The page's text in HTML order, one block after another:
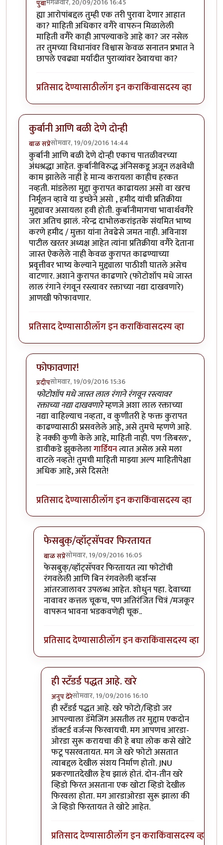
पुंबा
In reply toप्रकाश घाटपांडे,byगामा पैलवान
ह्या आरोपांबद्दल तुम्ही एक तरी पुरावा देणार आहात
का? माहिती अधिकार वगैरे वापरुन मिळालेली
माहिती वगैरे काही आपल्याकडे आहे का? जर नसेल
तर तुमच्या विधानांवर विश्वास केवळ सनातन प्रभात ने
छापले एवढ्या मर्यादीत पुराव्यांवर ठेवायचा का?
प्रतिसाद देण्यासाठीलॉग इन कराकिंवासदस्य व्हा
कुर्बानी आणि बळी देणे दोन्ही
बाळ सप्रेसोमवार, 19/09/2016 14:44
कुर्बानी आणि बळी देणे दोन्ही एकाच पातळीवरच्या
अंधश्रद्धा आहेत. कुर्बानीविरुद्ध अंनिसकडू अजून लक्षवेधी
काम झालेले नाही हे मान्य करायला काहीच हरकत
नव्हती. मांडलेला मुद्दा कुरापत काढायला असो वा खरच
निर्मूलन व्हावे या इच्छेने असो , हमीद यांची प्रतिक्रीया
मुद्द्यावर असायला हवी होती. कुर्बानीमागचा भावार्थवगैरे
जरा अतिच झालं. नरेन्द्र दाभोलकरांइतके संयमित भाष्य
करणे हमीद / मुक्ता यांना तेवढेसे जमत नाही. अविनाश
पाटील खरतर अध्यक्ष आहेत त्यांना प्रतिक्रीया वगैरे देताना
जास्त ऐकलेले नाही केवळ कुरापत काढण्याच्या
प्रवृत्तीवर भाष्य केल्याने मुद्द्याला पाठीशी घातले असेच
वाटणार. अशाने कुरापत काढणारे (फोटोशॉप मधे जास्त
लाल रंगाने रंगवून रस्त्यावर रक्ताच्या नद्या दाखवणारे)
आणखी फोफावणार.
प्रतिसाद देण्यासाठीलॉग इन कराकिंवासदस्य व्हा
फोफावणार!
प्रदीपसोमवार, 19/09/2016 15:36
In reply toकुर्बानी आणि बळी देणे दोन्हीbyबाळ सप्रे
फोटोशॉप मधे जास्त लाल रंगाने रंगवून रस्त्यावर
रक्ताच्या नद्या दाखवणारेम्हणजे अशा लाल रक्ताच्या
नद्या वाहिल्याच नव्हता, व कुणीतरी हे फक्त कुरापत
काढण्यासाठी प्रसवलेले आहे, असे तुमचे म्हणणे आहे.
हे नक्की कुणी केले आहे, माहिती नाही. पण 'लिबरल',
डावीकडे झुकलेलागार्डियनत्यात असेल असे मला
वाटले नव्हते! तुमची माहिती माझ्या अल्प माहितीपेक्षा
अधिक आहे, असे दिसते!
प्रतिसाद देण्यासाठीलॉग इन कराकिंवासदस्य व्हा
फेसबुक्/व्हॉट्सॅपवर फिरतायत
बाळ सप्रेसोमवार, 19/09/2016 16:05
In reply toफोफावणार!byप्रदीप
फेसबुक्/व्हॉट्सॅपवर फिरतायत त्या फोटोंची
रंगवलेली आणि बिन रंगवलेली व्हर्शन्स
आंतरजालावर उपलब्ध आहेत. शोधुन पहा. देवाच्या
नावावर कत्तल चूकच, पण अतिरंजित चित्रं /मजकूर
वापरून भावना भडकवणेही चूक..
प्रतिसाद देण्यासाठीलॉग इन कराकिंवासदस्य व्हा
ही स्टॅंडर्ड पद्धत आहे. खरे
अनुप ढेरेसोमवार, 19/09/2016 16:10
In reply toफेसबुक्/व्हॉट्सॅपवर फिरतायत
ही स्टॅंडर्ड पद्धत आहे. खरे फोटो/व्हिडो जर
आपल्याला डॅमेजिंग असतील तर मुद्दाम एकदोन
डॉक्टर्ड वर्जन्स फिरवायची. मग आपणच आरडा-
ओरडा सुरू करायचा की हे बघा लोक कसे खोटे
फटू पसरवतायत. मग जे खरे फोटो असतात
त्याबद्दल देखील संशय निर्माण होतो. JNU
प्रकरणातदेखील हेच झालं होतं. दोन-तीन खरे
व्हिडो फिरत असताना एक खोटा व्हिडो देखील
फिरवला होता. मग आरडाओरडा सुरू झाला की
जे व्हिडो फिरतायत ते खोटे आहेत.
प्रतिसाद देण्यासाठीलॉग इन कराकिंवासदस्य व्हा